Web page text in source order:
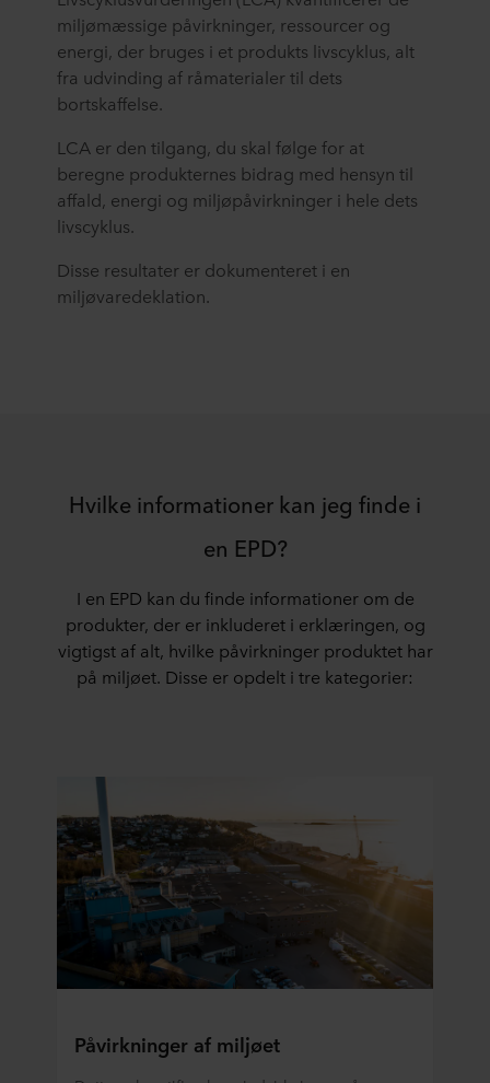
miljømæssige påvirkninger, ressourcer og
energi, der bruges i et produkts livscyklus, alt
fra udvinding af råmaterialer til dets
bortskaffelse.
LCA er den tilgang, du skal følge for at
beregne produkternes bidrag med hensyn til
affald, energi og miljøpåvirkninger i hele dets
livscyklus.
Disse resultater er dokumenteret i en
miljøvaredeklation.
Hvilke informationer kan jeg finde i
en EPD?
I en EPD kan du finde informationer om de
produkter, der er inkluderet i erklæringen, og
vigtigst af alt, hvilke påvirkninger produktet har
på miljøet. Disse er opdelt i tre kategorier:
Påvirkninger af miljøet